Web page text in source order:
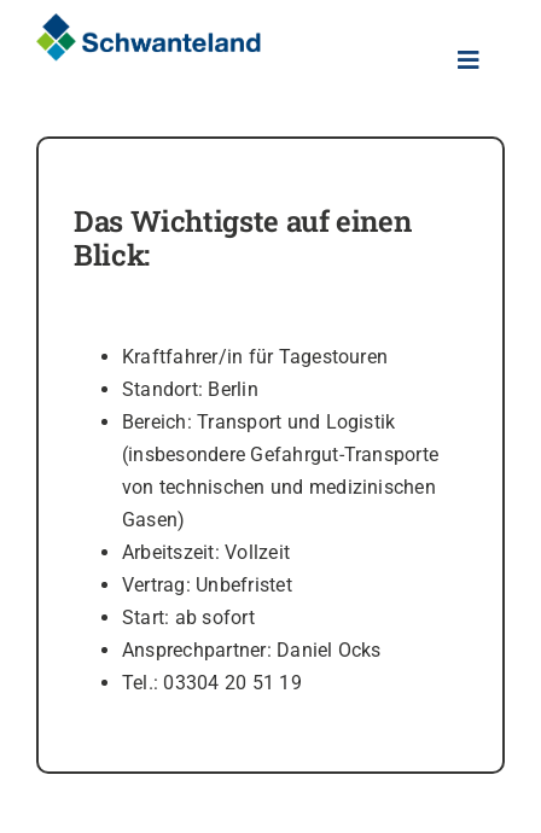
Toggle
Über uns
Kontakt
Das Wichtigste auf einen
Blick:
Kraftfahrer/in für Tagestouren
Standort: Berlin
Bereich: Transport und Logistik
(insbesondere Gefahrgut-Transporte
von technischen und medizinischen
Gasen)
Arbeitszeit: Vollzeit
Vertrag: Unbefristet
Start: ab sofort
Ansprechpartner: Daniel Ocks
Tel.: 03304 20 51 19